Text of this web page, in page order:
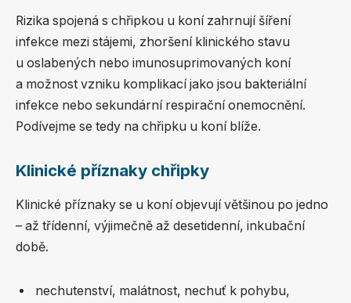
Rizika spojená s chřipkou u koní zahrnují šíření
infekce mezi stájemi, zhoršení klinického stavu
u oslabených nebo imunosuprimovaných koní
a možnost vzniku komplikací jako jsou bakteriální
infekce nebo sekundární respirační onemocnění.
Podívejme se tedy na chřipku u koní blíže.
Klinické příznaky chřipky
Klinické příznaky se u koní objevují většinou po jedno
– až třídenní, výjimečně až desetidenní, inkubační
době.
nechutenství, malátnost, nechuť k pohybu,